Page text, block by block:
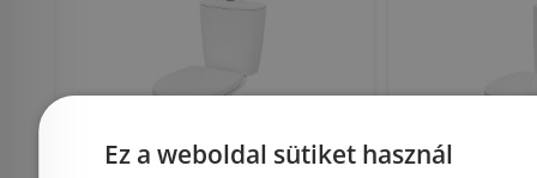
Ez a weboldal sütiket használ